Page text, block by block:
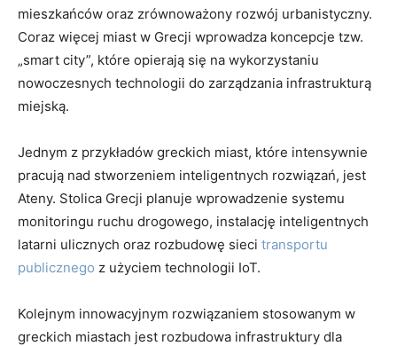
mieszkańców oraz zrównoważony rozwój urbanistyczny.
Coraz więcej miast w Grecji wprowadza koncepcje tzw.
„smart city”, które opierają się na wykorzystaniu
nowoczesnych technologii do zarządzania infrastrukturą
miejską.
Jednym z przykładów greckich miast, które intensywnie
pracują nad stworzeniem inteligentnych rozwiązań, jest
Ateny. Stolica Grecji planuje wprowadzenie systemu
monitoringu ruchu drogowego, instalację inteligentnych
latarni ulicznych oraz rozbudowę sieci transportu
publicznego z użyciem technologii IoT.
Kolejnym innowacyjnym rozwiązaniem stosowanym w
greckich miastach jest rozbudowa infrastruktury dla